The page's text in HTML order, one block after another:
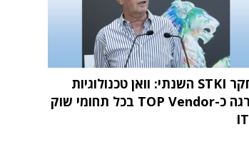
מחקר STKI השנתי: וואן טכנולוגיות
דורגה כ-TOP Vendor בכל תחומי שוק